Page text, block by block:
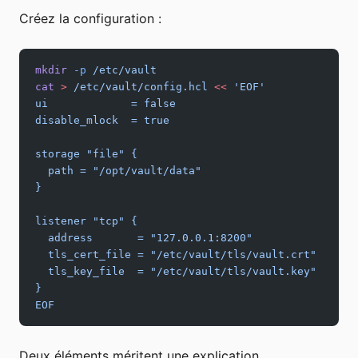
Créez la configuration :
mkdir -p /etc/vault
cat > /etc/vault/config.hcl << 'EOF'
ui             = false
disable_mlock  = true
storage "file" {
  path = "/opt/vault/data"
}
listener "tcp" {
  address       = "127.0.0.1:8200"
  tls_cert_file = "/etc/vault/tls/vault.crt"
  tls_key_file  = "/etc/vault/tls/vault.key"
}
EOF